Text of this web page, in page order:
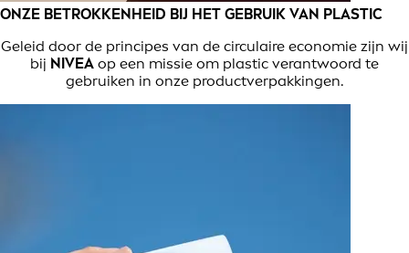
ONZE BETROKKENHEID BIJ HET GEBRUIK VAN PLASTIC
Geleid door de principes van de circulaire economie zijn wij
bij NIVEA op een missie om plastic verantwoord te
gebruiken in onze productverpakkingen.